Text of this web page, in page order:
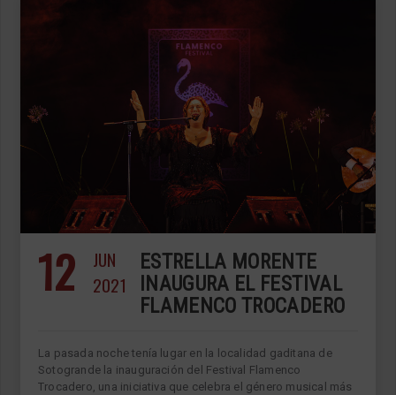
12
JUN
2021
ESTRELLA MORENTE
INAUGURA EL FESTIVAL
FLAMENCO TROCADERO
La pasada noche tenía lugar en la localidad gaditana de
Sotogrande la inauguración del Festival Flamenco
Trocadero, una iniciativa que celebra el género musical más